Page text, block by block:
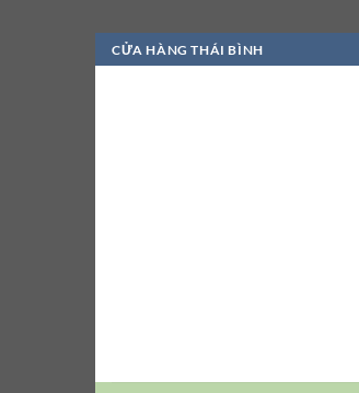
Bỏ
qua
CỬA HÀNG THÁI BÌNH